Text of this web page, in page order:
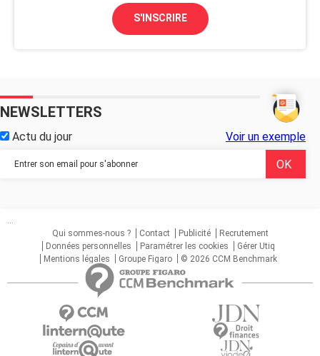
S'INSCRIRE
NEWSLETTERS
Actu du jour Voir un exemple
...
Qui sommes-nous ?
Contact Publicité
Recrutement
Données personnelles
Paramétrer les cookies
Gérer Utiq
Mentions légales
Groupe Figaro © 2026 CCM Benchmark